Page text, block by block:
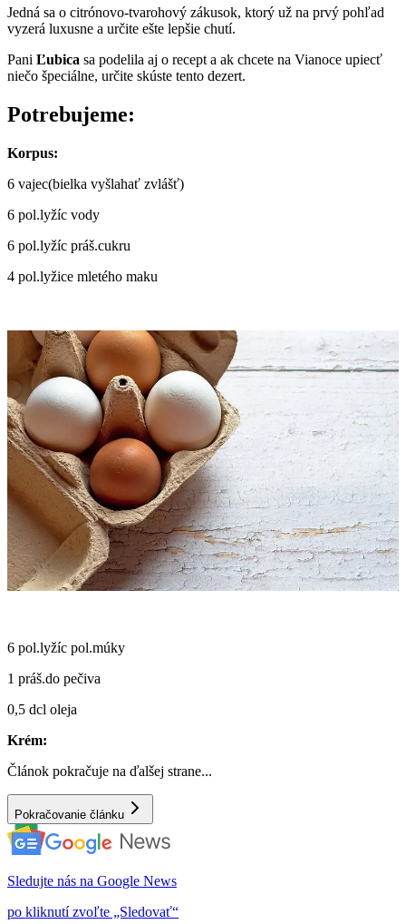
Jedná sa o citrónovo-tvarohový zákusok, ktorý už na prvý pohľad
vyzerá luxusne a určite ešte lepšie chutí.
Pani Ľubica sa podelila aj o recept a ak chcete na Vianoce upiecť
niečo špeciálne, určite skúste tento dezert.
Potrebujeme:
Korpus:
6 vajec(bielka vyšlahať zvlášť)
6 pol.lyžíc vody
6 pol.lyžíc práš.cukru
4 pol.lyžice mletého maku
6 pol.lyžíc pol.múky
1 práš.do pečiva
0,5 dcl oleja
Krém:
Článok pokračuje na ďalšej strane...
Pokračovanie článku
Sledujte nás na Google News
po kliknutí zvoľte „Sledovať“